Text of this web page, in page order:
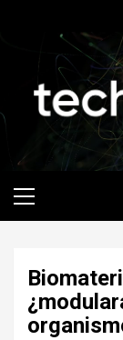
Menu